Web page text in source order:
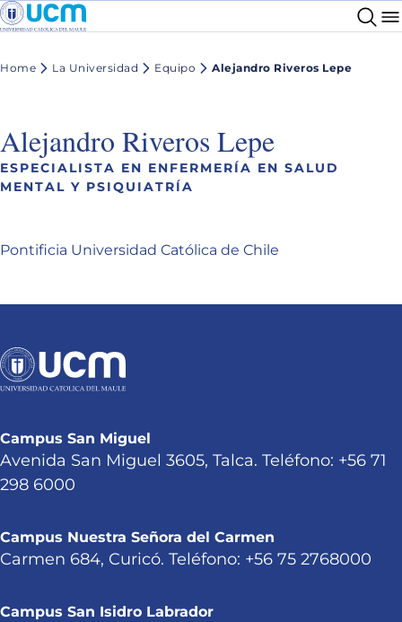
Home La Universidad Equipo Alejandro Riveros Lepe
Alejandro Riveros Lepe
ESPECIALISTA EN ENFERMERÍA EN SALUD
MENTAL Y PSIQUIATRÍA
Pontificia Universidad Católica de Chile
Campus San Miguel
Avenida San Miguel 3605, Talca. Teléfono: +56 71
298 6000
Campus Nuestra Señora del Carmen
Carmen 684, Curicó. Teléfono: +56 75 2768000
Campus San Isidro Labrador